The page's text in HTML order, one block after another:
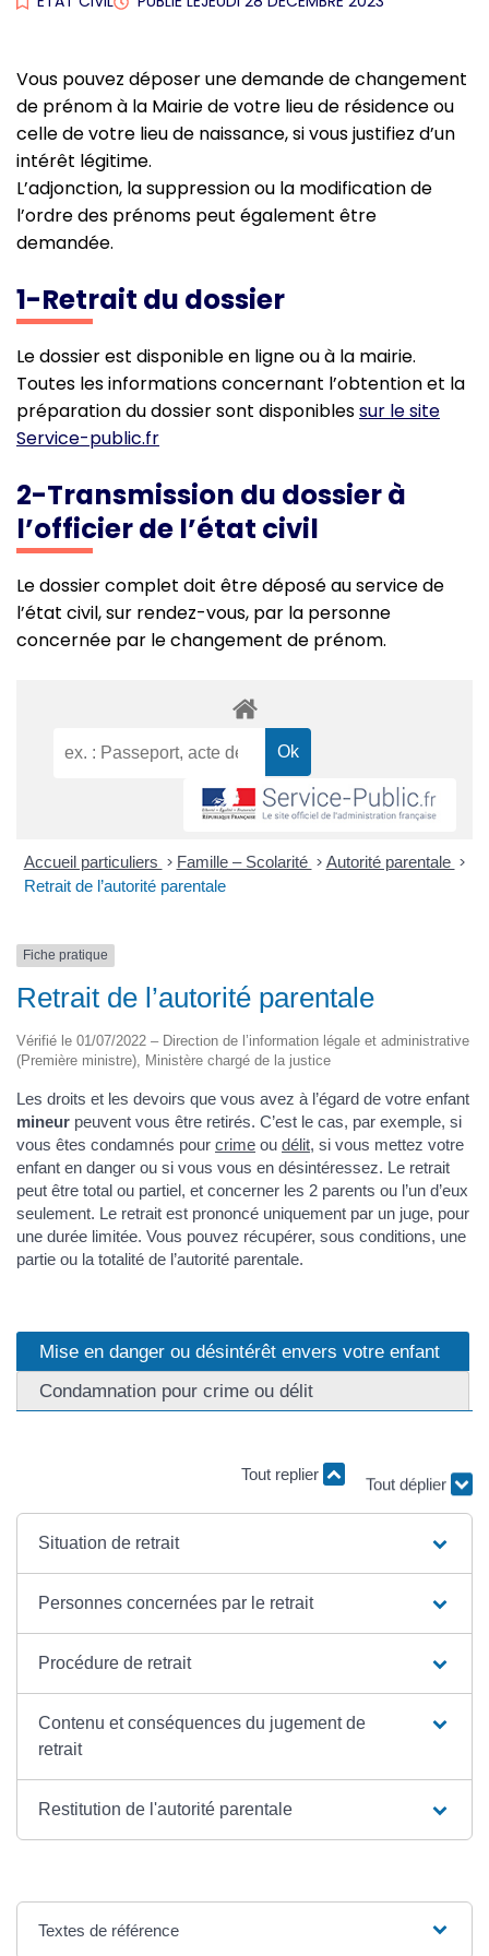
Vous pouvez déposer une demande de changement
de prénom à la Mairie de votre lieu de résidence ou
celle de votre lieu de naissance, si vous justifiez d’un
intérêt légitime.
L’adjonction, la suppression ou la modification de
l’ordre des prénoms peut également être
demandée.
1-Retrait du dossier
Le dossier est disponible en ligne ou à la mairie.
Toutes les informations concernant l’obtention et la
préparation du dossier sont disponiblessur le site
Service-public.fr
2-Transmission du dossier à
l’officier de l’état civil
Le dossier complet doit être déposé au service de
l’état civil, sur rendez-vous, par la personne
concernée par le changement de prénom.
Accueil particuliers > Famille – Scolarité > Autorité parentale >
Retrait de l’autorité parentale
Fiche pratique
Retrait de l’autorité parentale
Vérifié le 01/07/2022 – Direction de l’information légale et administrative
(Première ministre), Ministère chargé de la justice
Les droits et les devoirs que vous avez à l’égard de votre enfant
mineur peuvent vous être retirés. C’est le cas, par exemple, si
vous êtes condamnés pour crime ou délit, si vous mettez votre
enfant en danger ou si vous vous en désintéressez. Le retrait
peut être total ou partiel, et concerner les 2 parents ou l’un d’eux
seulement. Le retrait est prononcé uniquement par un juge, pour
une durée limitée. Vous pouvez récupérer, sous conditions, une
partie ou la totalité de l’autorité parentale.
Mise en danger ou désintérêt envers votre enfant
Condamnation pour crime ou délit
Tout replier
Tout déplier
Situation de retrait
Personnes concernées par le retrait
Procédure de retrait
Contenu et conséquences du jugement de
retrait
Restitution de l'autorité parentale
Textes de référence